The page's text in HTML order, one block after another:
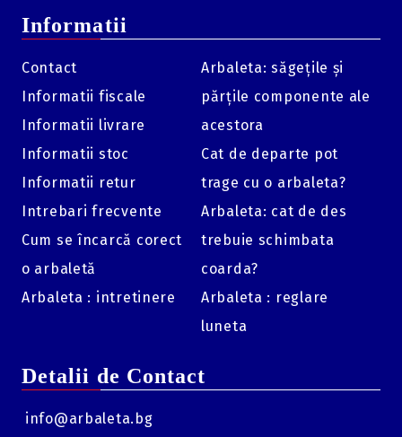
Informatii
Contact
Informatii fiscale
Informatii livrare
Informatii stoc
Informatii retur
Intrebari frecvente
Cum se încarcă corect
o arbaletă
Arbaleta : intretinere
Arbaleta: săgețile și
părțile componente ale
acestora
Cat de departe pot
trage cu o arbaleta?
Arbaleta: cat de des
trebuie schimbata
coarda?
Arbaleta : reglare
luneta
Detalii de Contact
info@arbaleta.bg